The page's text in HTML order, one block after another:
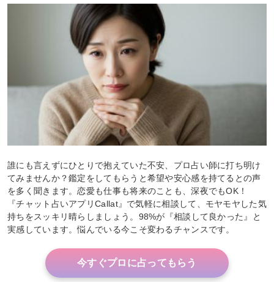
誰にも言えずにひとりで抱えていた不安、プロ占い師に打ち明け
てみませんか？鑑定をしてもらうと希望や安心感を持てるとの声
を多く聞きます。恋愛も仕事も将来のことも、深夜でもOK！
『チャット占いアプリCallat』で気軽に相談して、モヤモヤした気
持ちをスッキリ晴らしましょう。98%が『相談して良かった』と
実感しています。悩んでいる今こそ変わるチャンスです。
今すぐプロに占ってもらう